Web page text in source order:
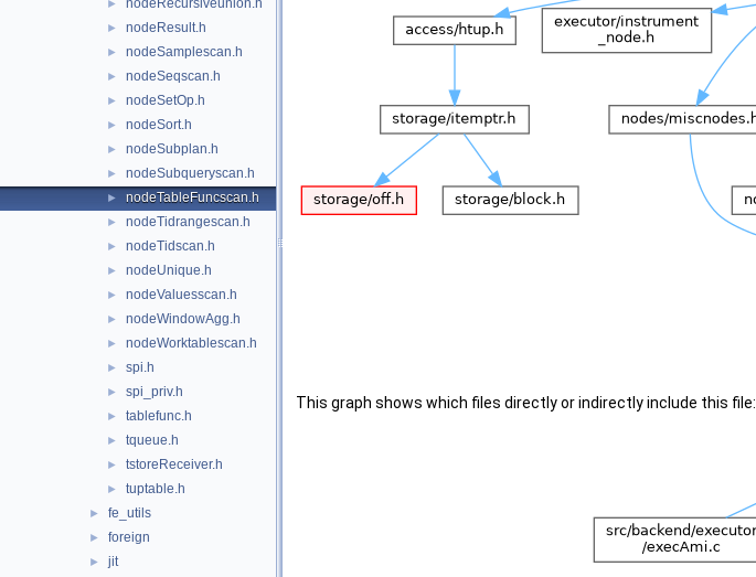
► nodeRecursiveunion.h
► nodeResult.h
► nodeSamplescan.h
► nodeSeqscan.h
► nodeSetOp.h
► nodeSort.h
► nodeSubplan.h
► nodeSubqueryscan.h
► nodeTableFuncscan.h
► nodeTidrangescan.h
► nodeTidscan.h
► nodeUnique.h
► nodeValuesscan.h
► nodeWindowAgg.h
► nodeWorktablescan.h
► spi.h
► spi_priv.h
► tablefunc.h
► tqueue.h
► tstoreReceiver.h
► tuptable.h
► fe_utils
► foreign
► jit
This graph shows which files directly or indirectly include this file: